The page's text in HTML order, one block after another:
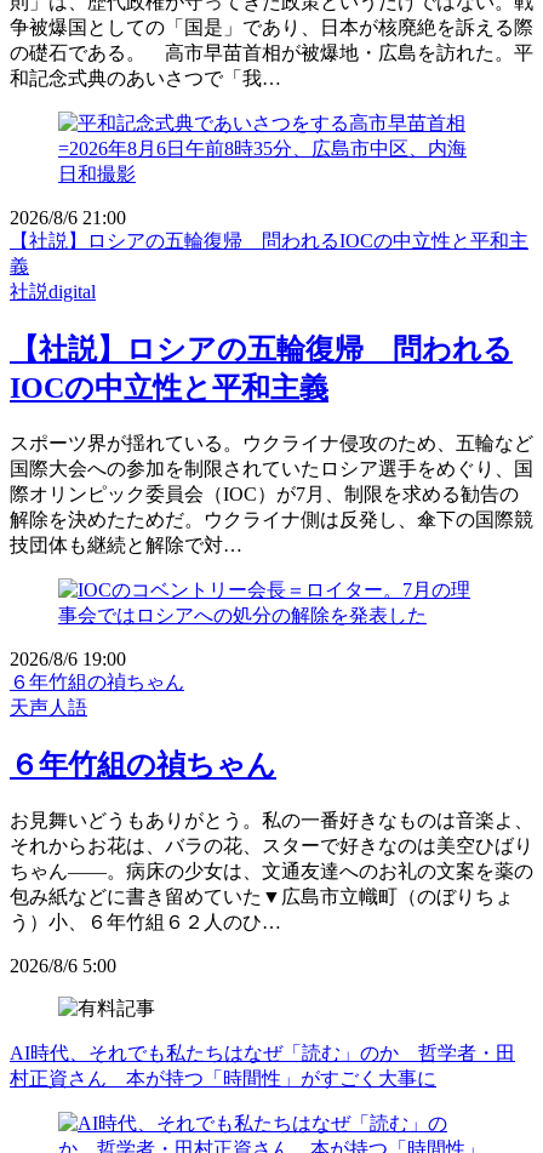
争被爆国としての「国是」であり、日本が核廃絶を訴える際
の礎石である。 高市早苗首相が被爆地・広島を訪れた。平
和記念式典のあいさつで「我…
2026/8/6 21:00
【社説】ロシアの五輪復帰 問われるIOCの中立性と平和主
義
社説digital
【社説】ロシアの五輪復帰 問われる
IOCの中立性と平和主義
スポーツ界が揺れている。ウクライナ侵攻のため、五輪など
国際大会への参加を制限されていたロシア選手をめぐり、国
際オリンピック委員会（IOC）が7月、制限を求める勧告の
解除を決めたためだ。ウクライナ側は反発し、傘下の国際競
技団体も継続と解除で対…
2026/8/6 19:00
６年竹組の禎ちゃん
天声人語
６年竹組の禎ちゃん
お見舞いどうもありがとう。私の一番好きなものは音楽よ、
それからお花は、バラの花、スターで好きなのは美空ひばり
ちゃん――。病床の少女は、文通友達へのお礼の文案を薬の
包み紙などに書き留めていた▼広島市立幟町（のぼりちょ
う）小、６年竹組６２人のひ…
2026/8/6 5:00
AI時代、それでも私たちはなぜ「読む」のか 哲学者・田
村正資さん 本が持つ「時間性」がすごく大事に